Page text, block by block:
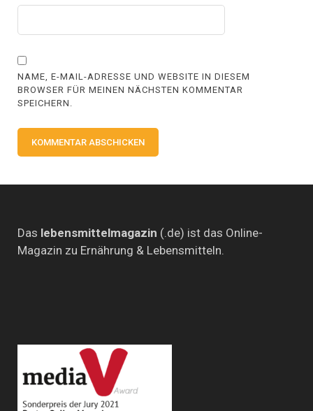
NAME, E-MAIL-ADRESSE UND WEBSITE IN DIESEM
BROWSER FÜR MEINEN NÄCHSTEN KOMMENTAR
SPEICHERN.
Das lebensmittelmagazin (.de) ist das Online-
Magazin zu Ernährung & Lebensmitteln.